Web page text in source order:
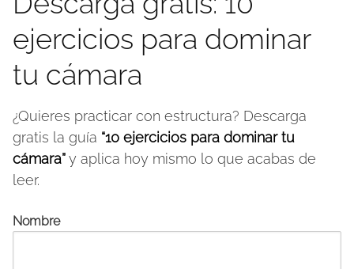
ejercicios para dominar
tu cámara
¿Quieres practicar con estructura? Descarga
gratis la guía “10 ejercicios para dominar tu
cámara”y aplica hoy mismo lo que acabas de
leer.
Nombre